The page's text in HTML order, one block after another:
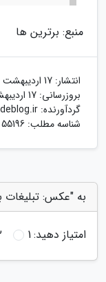
منبع: برترین ها
انتشار: 17 اردیبهشت 1401
بروزرسانی: 17 اردیبهشت 1401
گردآورنده:
شناسه مطلب: 55196
به "عکس: تبلیغات بسیار
امتیاز دهید:1